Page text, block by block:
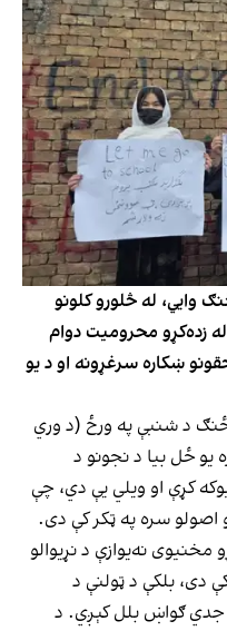
وایي، له څلورو کلونو
زده‌کړو محرومیت دوام
ښکاره سرغړونه او د یو
د شنبې په ورځ (د وري
یو ځل بیا د نجونو د
کړې او ویلي یې دي، چې
سره په ټکر کې دی.
مخنیوی نه‌یوازې د نړیوالو
دی، بلکې د ټولنې د
جدي ګواښ بلل کېږي. د